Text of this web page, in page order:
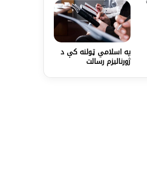
په اسلامي ټولنه کې د
ژورنالیزم رسالت